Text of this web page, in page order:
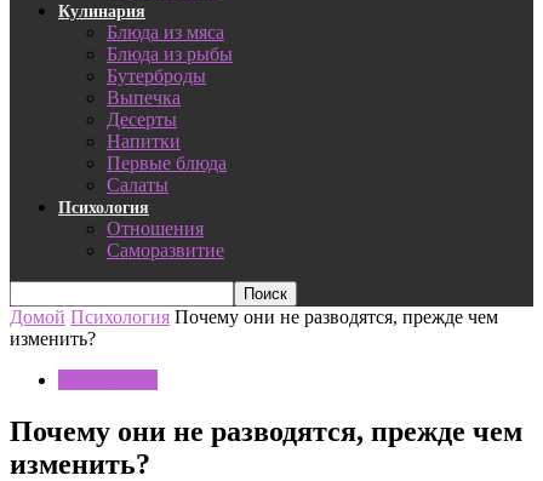
Кулинария
Блюда из мяса
Блюда из рыбы
Бутерброды
Выпечка
Десерты
Напитки
Первые блюда
Салаты
Психология
Отношения
Саморазвитие
Домой Психология Почему они не разводятся, прежде чем
изменить?
Почему они не разводятся, прежде чем
изменить?